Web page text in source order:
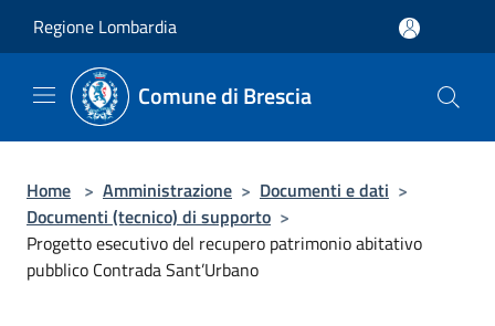
Regione Lombardia
Comune di Brescia
Home > Amministrazione > Documenti e dati >
Documenti (tecnico) di supporto >
Progetto esecutivo del recupero patrimonio abitativo
pubblico Contrada Sant’Urbano